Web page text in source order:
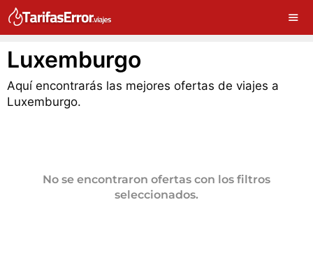
Luxemburgo
Aquí encontrarás las mejores ofertas de viajes a
Luxemburgo.
No se encontraron ofertas con los filtros
seleccionados.